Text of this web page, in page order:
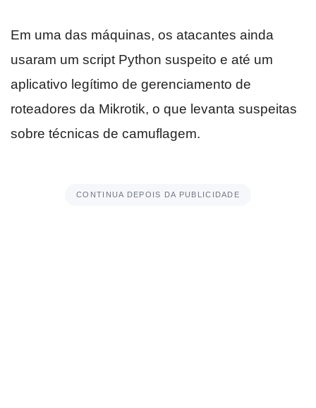
Em uma das máquinas, os atacantes ainda
usaram um script Python suspeito e até um
aplicativo legítimo de gerenciamento de
roteadores da Mikrotik, o que levanta suspeitas
sobre técnicas de camuflagem.
CONTINUA DEPOIS DA PUBLICIDADE